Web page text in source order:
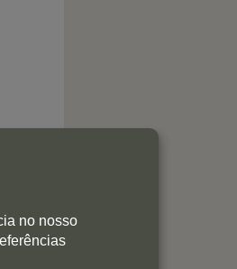
no nosso